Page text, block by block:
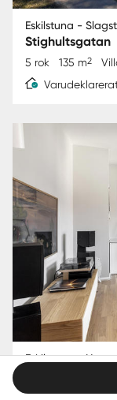
Eskilstuna -
Stighultsgatan
5 rok 135 m2
Eskilstuna - Norr
2 rok 53 m2